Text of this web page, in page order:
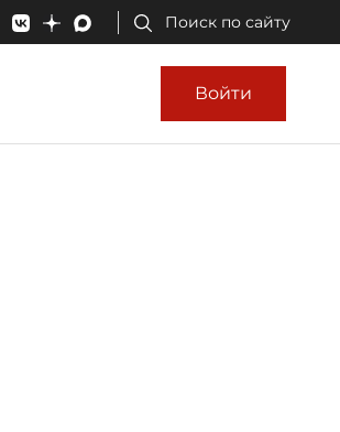
Поиск по сайту
Войти